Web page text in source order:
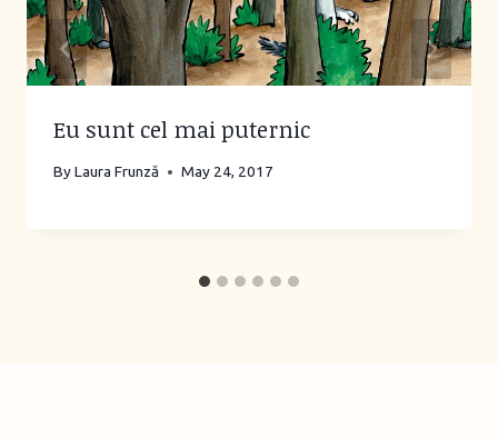
Eu sunt cel mai puternic
ByLaura Frunză May 24, 2017